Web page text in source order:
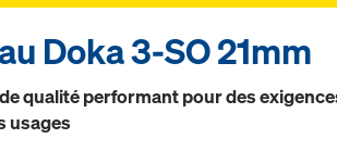
Doka 3-SO 21mm
qualité performant pour des
usages